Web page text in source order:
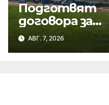
Подготвят
договора за
ремонта на
стадион
АВГ. 7, 2026